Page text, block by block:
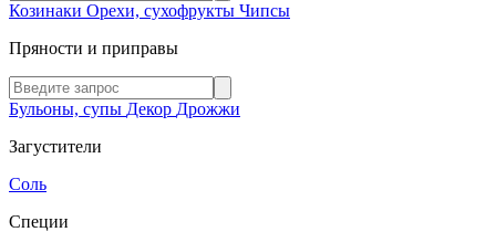
Козинаки Орехи, сухофрукты Чипсы
Пряности и приправы
Бульоны, супы Декор Дрожжи
Загустители
Соль
Специи